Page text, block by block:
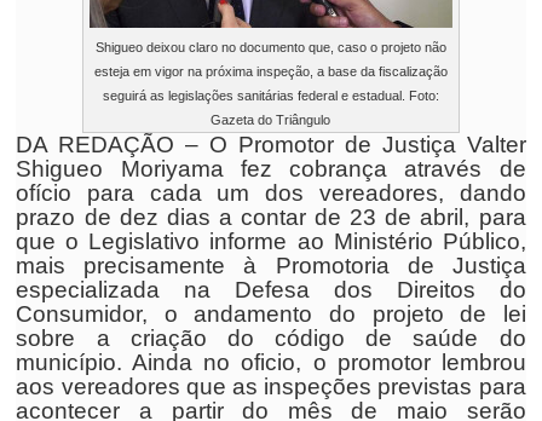
Shigueo deixou claro no documento que, caso o projeto não
esteja em vigor na próxima inspeção, a base da fiscalização
seguirá as legislações sanitárias federal e estadual. Foto:
Gazeta do Triângulo
DA REDAÇÃO – O Promotor de Justiça Valter
Shigueo Moriyama fez cobrança através de
ofício para cada um dos vereadores, dando
prazo de dez dias a contar de 23 de abril, para
que o Legislativo informe ao Ministério Público,
mais precisamente à Promotoria de Justiça
especializada na Defesa dos Direitos do
Consumidor, o andamento do projeto de lei
sobre a criação do código de saúde do
município. Ainda no oficio, o promotor lembrou
aos vereadores que as inspeções previstas para
acontecer a partir do mês de maio serão